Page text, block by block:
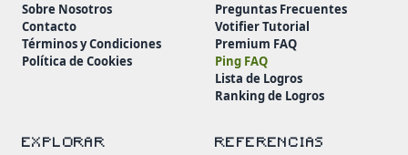
Sobre Nosotros
Contacto
Términos y Condiciones
Política de Cookies
Preguntas Frecuentes
Votifier Tutorial
Premium FAQ
Ping FAQ
Lista de Logros
Ranking de Logros
EXPLORAR
REFERENCIAS